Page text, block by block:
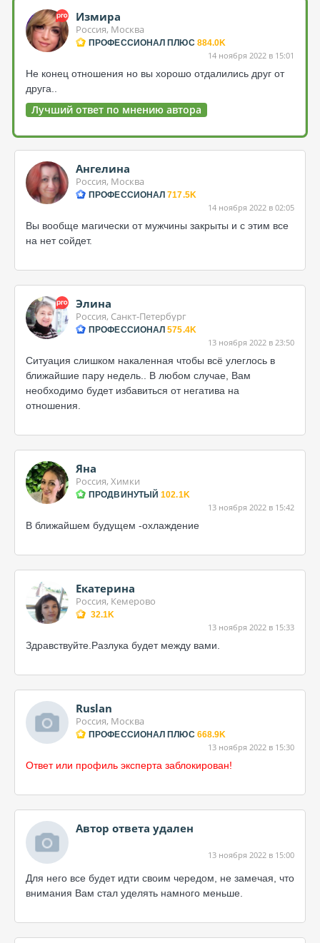
Измира
Россия, Москва
ПРОФЕССИОНАЛ ПЛЮС 884.0K
14 ноября 2022 в 15:01
Не конец отношения но вы хорошо отдалились друг от
друга..
Лучший ответ по мнению автора
Ангелина
Россия, Москва
ПРОФЕССИОНАЛ 717.5K
14 ноября 2022 в 02:05
Вы вообще магически от мужчины закрыты и с этим все
на нет сойдет.
Элина
Россия, Санкт-Петербург
ПРОФЕССИОНАЛ 575.4K
13 ноября 2022 в 23:50
Ситуация слишком накаленная чтобы всё улеглось в
ближайшие пару недель.. В любом случае, Вам
необходимо будет избавиться от негатива на
отношения.
Яна
Россия, Химки
ПРОДВИНУТЫЙ 102.1K
13 ноября 2022 в 15:42
В ближайшем будущем -охлаждение
Екатерина
Россия, Кемерово
32.1K
13 ноября 2022 в 15:33
Здравствуйте.Разлука будет между вами.
Ruslan
Россия, Москва
ПРОФЕССИОНАЛ ПЛЮС 668.9K
13 ноября 2022 в 15:30
Ответ или профиль эксперта заблокирован!
Автор ответа удален
13 ноября 2022 в 15:00
Для него все будет идти своим чередом, не замечая, что
внимания Вам стал уделять намного меньше.